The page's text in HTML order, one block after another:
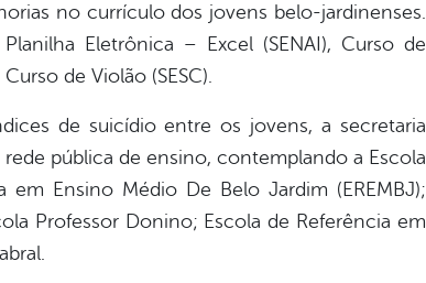
no currículo dos jovens belo-jardinenses.
Eletrônica – Excel (SENAI), Curso de
de Violão (SESC).
de suicídio entre os jovens, a secretaria
pública de ensino, contemplando a Escola
em Ensino Médio De Belo Jardim (EREMBJ);
Professor Donino; Escola de Referência em